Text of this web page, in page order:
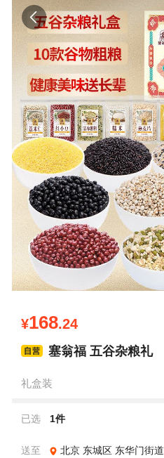
¥168.24
塞翁福 五谷杂粮礼
礼盒装
已选 1件
送至 北京 东城区 东华门街道